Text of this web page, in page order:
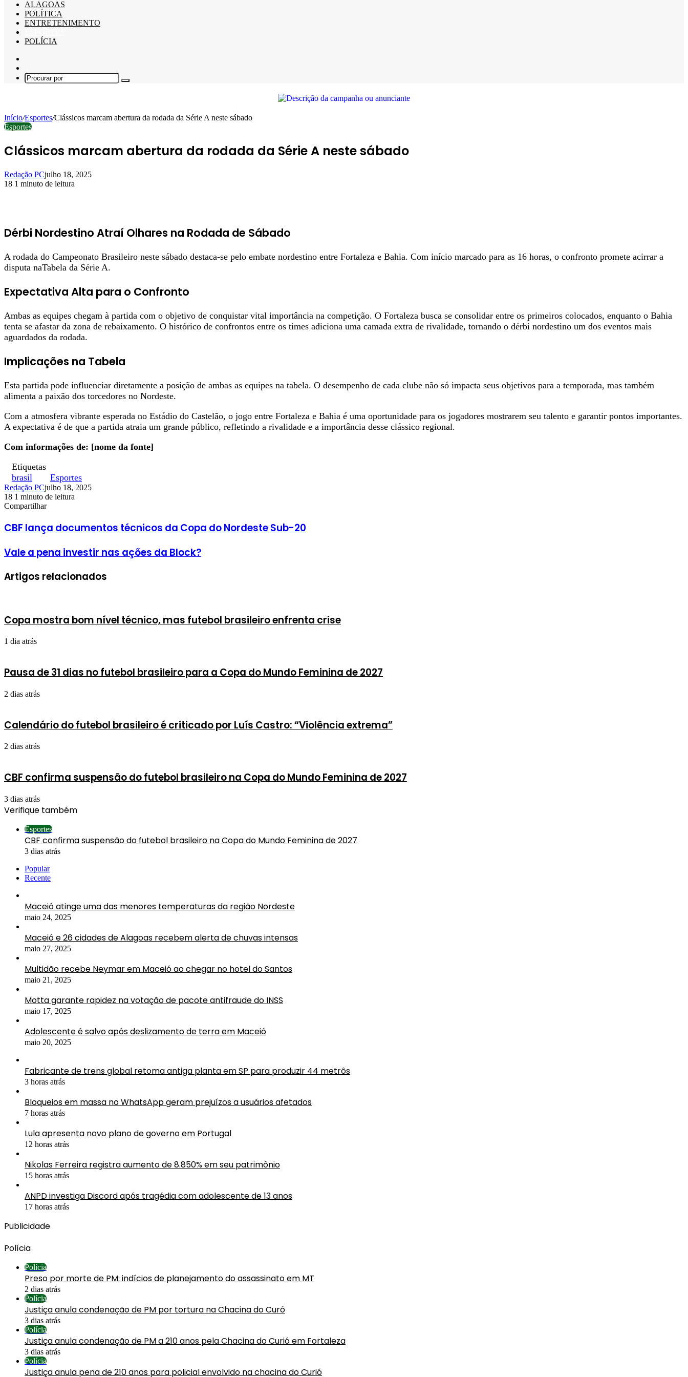
ALAGOAS
POLÍTICA
ENTRETENIMENTO
POLÍCIA
skin
Procurar
Início/Esportes/Clássicos marcam abertura da rodada da Série A neste sábado
Esportes
Clássicos marcam abertura da rodada da Série A neste sábado
Redação PCjulho 18, 2025
18 1 minuto de leitura
Dérbi Nordestino Atraí Olhares na Rodada de Sábado
A rodada do Campeonato Brasileiro neste sábado destaca-se pelo embate nordestino entre Fortaleza e Bahia. Com início marcado para as 16 horas, o confronto promete acirrar a
disputa naTabela da Série A.
Expectativa Alta para o Confronto
Ambas as equipes chegam à partida com o objetivo de conquistar vital importância na competição. O Fortaleza busca se consolidar entre os primeiros colocados, enquanto o Bahia
tenta se afastar da zona de rebaixamento. O histórico de confrontos entre os times adiciona uma camada extra de rivalidade, tornando o dérbi nordestino um dos eventos mais
aguardados da rodada.
Implicações na Tabela
Esta partida pode influenciar diretamente a posição de ambas as equipes na tabela. O desempenho de cada clube não só impacta seus objetivos para a temporada, mas também
alimenta a paixão dos torcedores no Nordeste.
Com a atmosfera vibrante esperada no Estádio do Castelão, o jogo entre Fortaleza e Bahia é uma oportunidade para os jogadores mostrarem seu talento e garantir pontos importantes.
A expectativa é de que a partida atraia um grande público, refletindo a rivalidade e a importância desse clássico regional.
Com informações de: [nome da fonte]
Etiquetas
brasil
Esportes
Redação PCjulho 18, 2025
18 1 minuto de leitura
Facebook
X
Linkedin
Pinterest
WhatsApp
Telegram
Compartilhar
CBF lança documentos técnicos da Copa do Nordeste Sub-20
Vale a pena investir nas ações da Block?
Artigos relacionados
Copa mostra bom nível técnico, mas futebol brasileiro enfrenta crise
1 dia atrás
Pausa de 31 dias no futebol brasileiro para a Copa do Mundo Feminina de 2027
2 dias atrás
Calendário do futebol brasileiro é criticado por Luís Castro: “Violência extrema”
2 dias atrás
CBF confirma suspensão do futebol brasileiro na Copa do Mundo Feminina de 2027
3 dias atrás
Verifique também
Esportes
CBF confirma suspensão do futebol brasileiro na Copa do Mundo Feminina de 2027
3 dias atrás
Popular
Recente
Maceió atinge uma das menores temperaturas da região Nordeste
maio 24, 2025
Maceió e 26 cidades de Alagoas recebem alerta de chuvas intensas
maio 27, 2025
Multidão recebe Neymar em Maceió ao chegar no hotel do Santos
maio 21, 2025
Motta garante rapidez na votação de pacote antifraude do INSS
maio 17, 2025
Adolescente é salvo após deslizamento de terra em Maceió
maio 20, 2025
Fabricante de trens global retoma antiga planta em SP para produzir 44 metrôs
3 horas atrás
Bloqueios em massa no WhatsApp geram prejuízos a usuários afetados
7 horas atrás
Lula apresenta novo plano de governo em Portugal
12 horas atrás
Nikolas Ferreira registra aumento de 8.850% em seu patrimônio
15 horas atrás
ANPD investiga Discord após tragédia com adolescente de 13 anos
17 horas atrás
Publicidade
Polícia
Polícia
Preso por morte de PM: indícios de planejamento do assassinato em MT
2 dias atrás
Polícia
Justiça anula condenação de PM por tortura na Chacina do Curó
3 dias atrás
Polícia
Justiça anula condenação de PM a 210 anos pela Chacina do Curió em Fortaleza
3 dias atrás
Polícia
Justiça anula pena de 210 anos para policial envolvido na chacina do Curió